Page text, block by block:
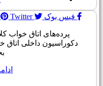
فیس بوک Twitter
پرده‌های اتاق خواب
دکوراسیون داخلی اتاق